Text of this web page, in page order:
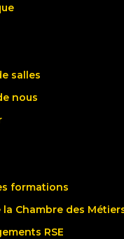
salles
nous
formations
Chambre des
RSE